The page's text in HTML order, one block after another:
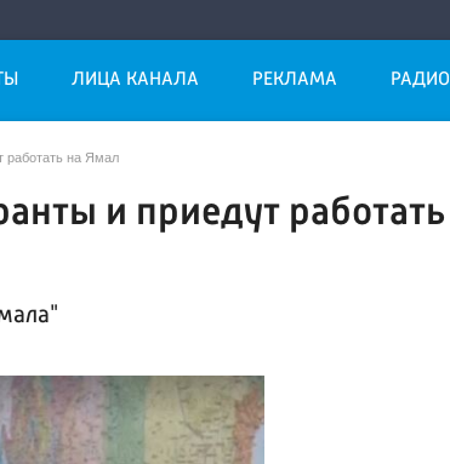
ЛИЦА КАНАЛА РЕКЛАМА РАДИО
работать на Ямал
и приедут работать